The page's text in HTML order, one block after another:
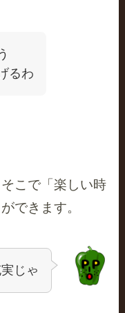
るわ
こで「楽しい時
できます。
じゃ